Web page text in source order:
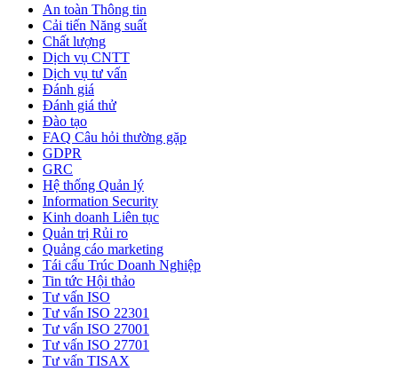
An toàn Thông tin
Cải tiến Năng suất
Chất lượng
Dịch vụ CNTT
Dịch vụ tư vấn
Đánh giá
Đánh giá thử
Đào tạo
FAQ Câu hỏi thường gặp
GDPR
GRC
Hệ thống Quản lý
Information Security
Kinh doanh Liên tục
Quản trị Rủi ro
Quảng cáo marketing
Tái cấu Trúc Doanh Nghiệp
Tin tức Hội thảo
Tư vấn ISO
Tư vấn ISO 22301
Tư vấn ISO 27001
Tư vấn ISO 27701
Tư vấn TISAX